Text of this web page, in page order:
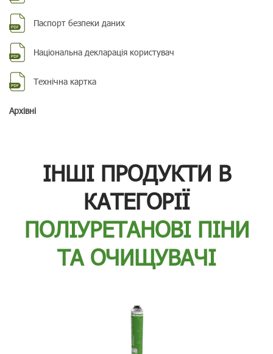
Паспорт безпеки даних
Національна декларація користувач
Технічна картка
Aрхівні
ІНШІ ПРОДУКТИ В
КАТЕГОРІЇ
ПОЛІУРЕТАНОВІ ПІНИ
ТА ОЧИЩУВАЧІ